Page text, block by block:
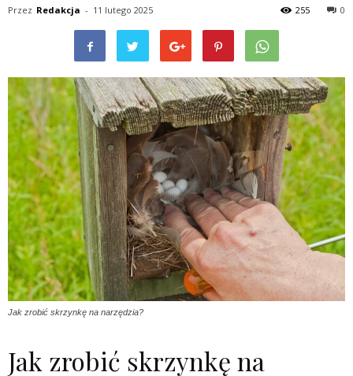
Przez Redakcja - 11 lutego 2025 0
255
Jak zrobić skrzynkę na narzędzia?
Jak zrobić skrzynkę na